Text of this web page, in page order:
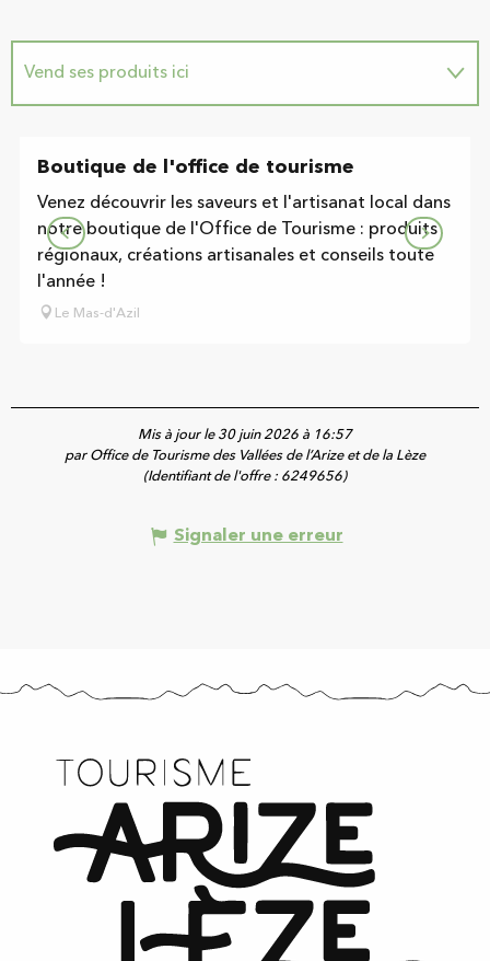
Vend ses produits ici
Programme l'animation...
Boutique de l'office de tourisme
Venez découvrir les saveurs et l'artisanat local dans
notre boutique de l'Office de Tourisme : produits
régionaux, créations artisanales et conseils toute
l'année !
Le Mas-d'Azil
Mis à jour le 30 juin 2026 à 16:57
par Office de Tourisme des Vallées de l’Arize et de la Lèze
(Identifiant de l'offre : 6249656)
Signaler une erreur